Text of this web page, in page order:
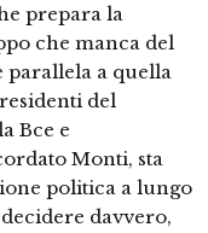
prepara la
che manca del
parallela a quella
del
Bce e
Monti, sta
politica a lungo
davvero,